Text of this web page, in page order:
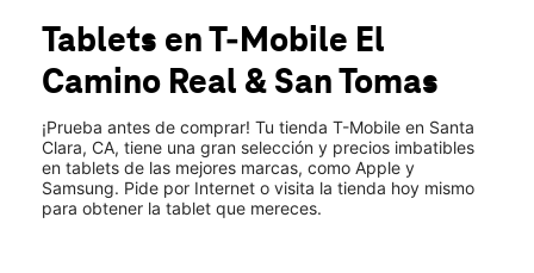
Dom.:11:00 a.m. a 6:00 p.m.
Lun.:10:00 a.m. a 8:00 p.m.
Mar.:10:00 a.m. a 8:00 p.m.
2366 El Camino Real Ste 1 Santa Clara, CA 95050
Tablets en T-Mobile El
Camino Real & San Tomas
¡Prueba antes de comprar! Tu tienda T-Mobile en Santa
Clara, CA, tiene una gran selección y precios imbatibles
en tablets de las mejores marcas, como Apple y
Samsung. Pide por Internet o visita la tienda hoy mismo
para obtener la tablet que mereces.